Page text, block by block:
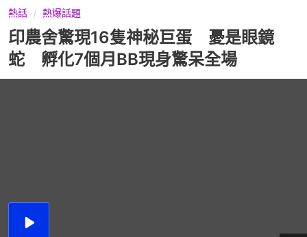
熱話 熱爆話題
印農舍驚現16隻神秘巨蛋 憂是眼鏡
蛇 孵化7個月BB現身驚呆全場
播